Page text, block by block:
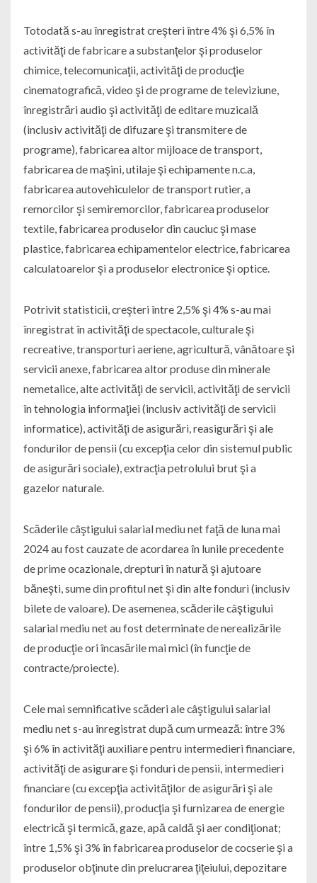
Totodată s-au înregistrat creşteri între 4% şi 6,5% în
activităţi de fabricare a substanţelor şi produselor
chimice, telecomunicaţii, activităţi de producţie
cinematografică, video şi de programe de televiziune,
înregistrări audio şi activităţi de editare muzicală
(inclusiv activităţi de difuzare şi transmitere de
programe), fabricarea altor mijloace de transport,
fabricarea de maşini, utilaje şi echipamente n.c.a,
fabricarea autovehiculelor de transport rutier, a
remorcilor şi semiremorcilor, fabricarea produselor
textile, fabricarea produselor din cauciuc şi mase
plastice, fabricarea echipamentelor electrice, fabricarea
calculatoarelor şi a produselor electronice şi optice.
Potrivit statisticii, creşteri între 2,5% şi 4% s-au mai
înregistrat în activităţi de spectacole, culturale şi
recreative, transporturi aeriene, agricultură, vânătoare şi
servicii anexe, fabricarea altor produse din minerale
nemetalice, alte activităţi de servicii, activităţi de servicii
în tehnologia informaţiei (inclusiv activităţi de servicii
informatice), activităţi de asigurări, reasigurări şi ale
fondurilor de pensii (cu excepţia celor din sistemul public
de asigurări sociale), extracţia petrolului brut şi a
gazelor naturale.
Scăderile câştigului salarial mediu net faţă de luna mai
2024 au fost cauzate de acordarea în lunile precedente
de prime ocazionale, drepturi în natură şi ajutoare
băneşti, sume din profitul net şi din alte fonduri (inclusiv
bilete de valoare). De asemenea, scăderile câştigului
salarial mediu net au fost determinate de nerealizările
de producţie ori încasările mai mici (în funcţie de
contracte/proiecte).
Cele mai semnificative scăderi ale câştigului salarial
mediu net s-au înregistrat după cum urmează: între 3%
şi 6% în activităţi auxiliare pentru intermedieri financiare,
activităţi de asigurare şi fonduri de pensii, intermedieri
financiare (cu excepţia activităţilor de asigurări şi ale
fondurilor de pensii), producţia şi furnizarea de energie
electrică şi termică, gaze, apă caldă şi aer condiţionat;
între 1,5% şi 3% în fabricarea produselor de cocserie şi a
produselor obţinute din prelucrarea ţiţeiului, depozitare